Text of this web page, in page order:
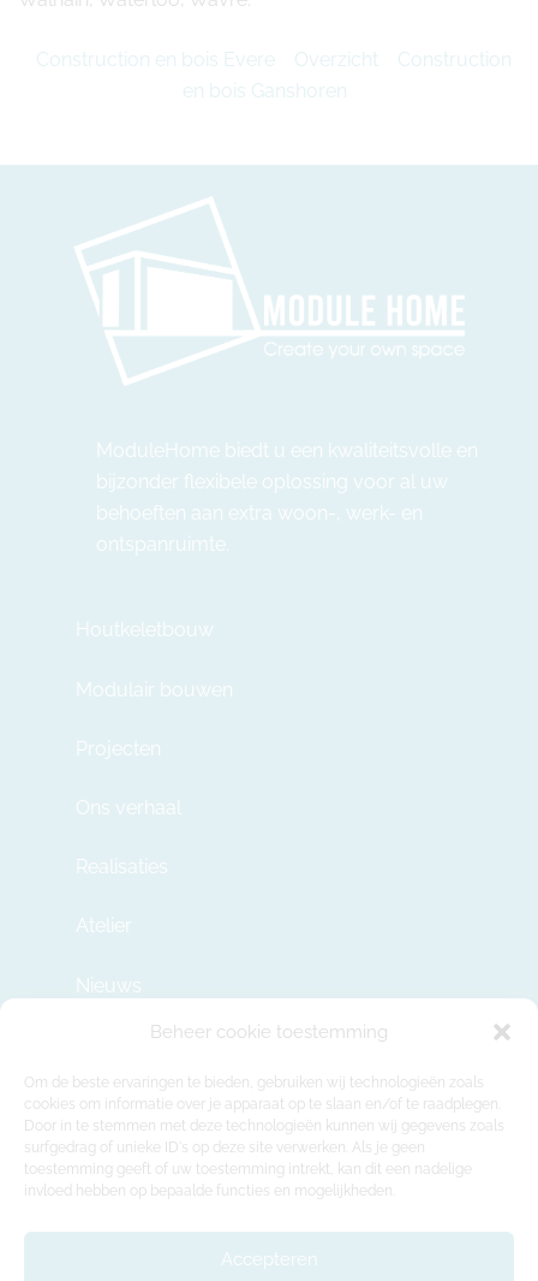
Beheer cookie toestemming
Om de beste ervaringen te bieden, gebruiken wij technologieën zoals
cookies om informatie over je apparaat op te slaan en/of te raadplegen.
Door in te stemmen met deze technologieën kunnen wij gegevens zoals
surfgedrag of unieke ID's op deze site verwerken. Als je geen
toestemming geeft of uw toestemming intrekt, kan dit een nadelige
invloed hebben op bepaalde functies en mogelijkheden.
Accepteren
Construction en bois Evere Overzicht
Construction
en bois Ganshoren
ModuleHome biedt u een kwaliteitsvolle en
bijzonder flexibele oplossing voor al uw
behoeften aan extra woon-, werk- en
ontspanruimte.
Houtkeletbouw
Modulair bouwen
Projecten
Ons verhaal
Realisaties
Atelier
Nieuws
info@modulehome.be
+32 2 669 36 50